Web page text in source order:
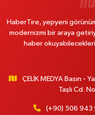
HaberTire, yepyeni
modernizmi bir araya
haber okuyabilecekleri
ÇELİK MEDYA Basın -
Taşlı Cd.
(+90) 506 943